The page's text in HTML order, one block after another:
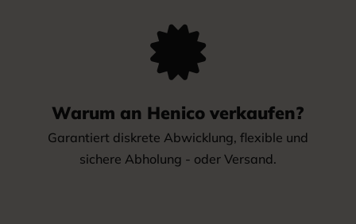

Warum an Henico verkaufen?
Garantiert diskrete Abwicklung, flexible und
sichere Abholung - oder Versand.